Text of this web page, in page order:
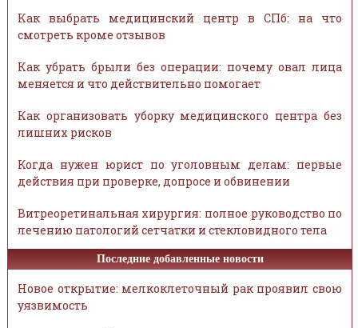
Как выбрать медицинский центр в СПб: на что
смотреть кроме отзывов
Как убрать брыли без операции: почему овал лица
меняется и что действительно помогает
Как организовать уборку медицинского центра без
лишних рисков
Когда нужен юрист по уголовным делам: первые
действия при проверке, допросе и обвинении
Витреоретинальная хирургия: полное руководство по
лечению патологий сетчатки и стекловидного тела
Последние добавленные новости
Новое открытие: мелкоклеточный рак проявил свою
уязвимость